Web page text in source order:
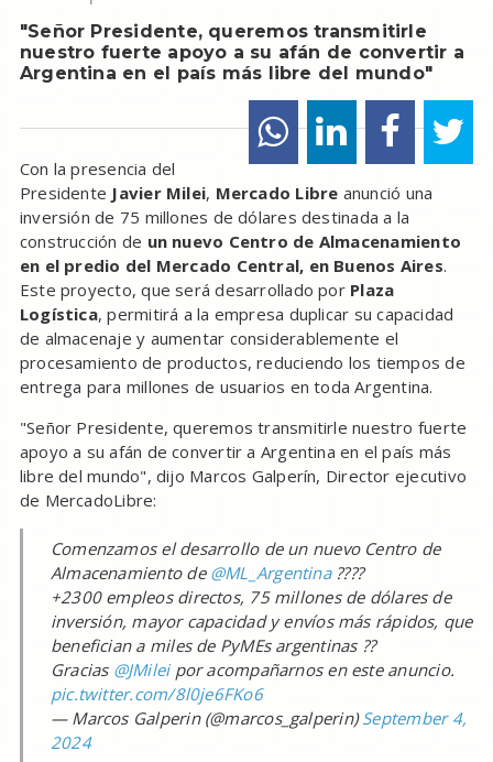
"Señor Presidente, queremos transmitirle
nuestro fuerte apoyo a su afán de convertir a
Argentina en el país más libre del mundo"
Con la presencia del
Presidente Javier Milei, Mercado Libre anunció una
inversión de 75 millones de dólares destinada a la
construcción de un nuevo Centro de Almacenamiento
en el predio del Mercado Central, en Buenos Aires.
Este proyecto, que será desarrollado por Plaza
Logística, permitirá a la empresa duplicar su capacidad
de almacenaje y aumentar considerablemente el
procesamiento de productos, reduciendo los tiempos de
entrega para millones de usuarios en toda Argentina.
"Señor Presidente, queremos transmitirle nuestro fuerte
apoyo a su afán de convertir a Argentina en el país más
libre del mundo", dijo Marcos Galperín, Director ejecutivo
de MercadoLibre:
Comenzamos el desarrollo de un nuevo Centro de
Almacenamiento de @ML_Argentina????
+2300 empleos directos, 75 millones de dólares de
inversión, mayor capacidad y envíos más rápidos, que
benefician a miles de PyMEs argentinas ??
Gracias @JMileipor acompañarnos en este anuncio.
pic.twitter.com/8l0je6FKo6
— Marcos Galperin (@marcos_galperin)September 4,
2024